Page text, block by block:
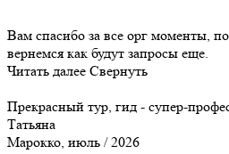
Вам спасибо за все орг моменты,
вернемся как будут запросы еще.
Читать далее Свернуть
Прекрасный тур, гид - супер-
Татьяна
Марокко, июль / 2026